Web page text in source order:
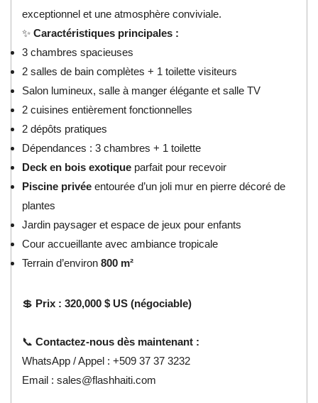
exceptionnel et une atmosphère conviviale.
✨Caractéristiques principales :
3 chambres spacieuses
2 salles de bain complètes + 1 toilette visiteurs
Salon lumineux, salle à manger élégante et salle TV
2 cuisines entièrement fonctionnelles
2 dépôts pratiques
Dépendances : 3 chambres + 1 toilette
Deck en bois exotique parfait pour recevoir
Piscine privée entourée d’un joli mur en pierre décoré de
plantes
Jardin paysager et espace de jeux pour enfants
Cour accueillante avec ambiance tropicale
Terrain d’environ800 m²
💲 Prix : 320,000 $ US (négociable)
📞Contactez-nous dès maintenant :
WhatsApp / Appel : +509 37 37 3232
Email :sales@flashhaiti.com